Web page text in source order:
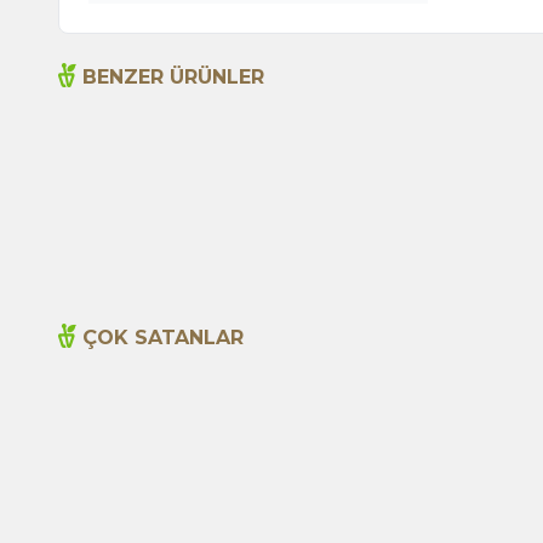
BENZER ÜRÜNLER
ÇOK SATANLAR